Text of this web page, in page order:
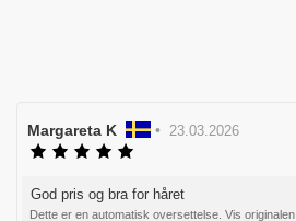
Forfatter:
Margareta K • Omtaledato:
23.03.2026
5
Omtaletekst:
God pris og bra for håret
Dette er en automatisk oversettelse. Vis originalen.